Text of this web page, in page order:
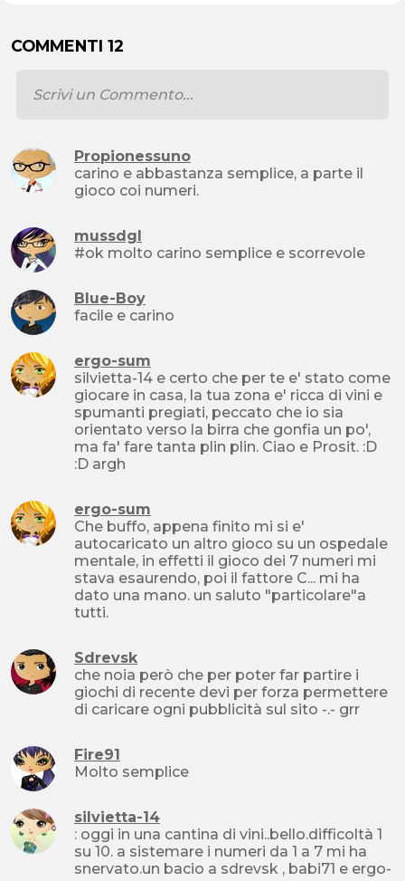
COMMENTI 12
Propionessuno
carino e abbastanza semplice, a parte il
gioco coi numeri.
mussdgl
#ok molto carino semplice e scorrevole
Blue-Boy
facile e carino
ergo-sum
silvietta-14 e certo che per te e' stato come
giocare in casa, la tua zona e' ricca di vini e
spumanti pregiati, peccato che io sia
orientato verso la birra che gonfia un po',
ma fa' fare tanta plin plin. Ciao e Prosit. :D
:D argh
ergo-sum
Che buffo, appena finito mi si e'
autocaricato un altro gioco su un ospedale
mentale, in effetti il gioco dei 7 numeri mi
stava esaurendo, poi il fattore C... mi ha
dato una mano. un saluto "particolare"a
tutti.
Sdrevsk
che noia però che per poter far partire i
giochi di recente devi per forza permettere
di caricare ogni pubblicità sul sito -.- grr
Fire91
Molto semplice
silvietta-14
: oggi in una cantina di vini..bello.difficoltà 1
su 10. a sistemare i numeri da 1 a 7 mi ha
snervato.un bacio a sdrevsk , babi71 e ergo-